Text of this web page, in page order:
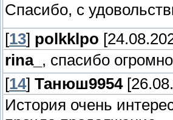
Спасибо, с
[13] polkklpo
rina_ , спасибо
[14] Танюш9954
История очень